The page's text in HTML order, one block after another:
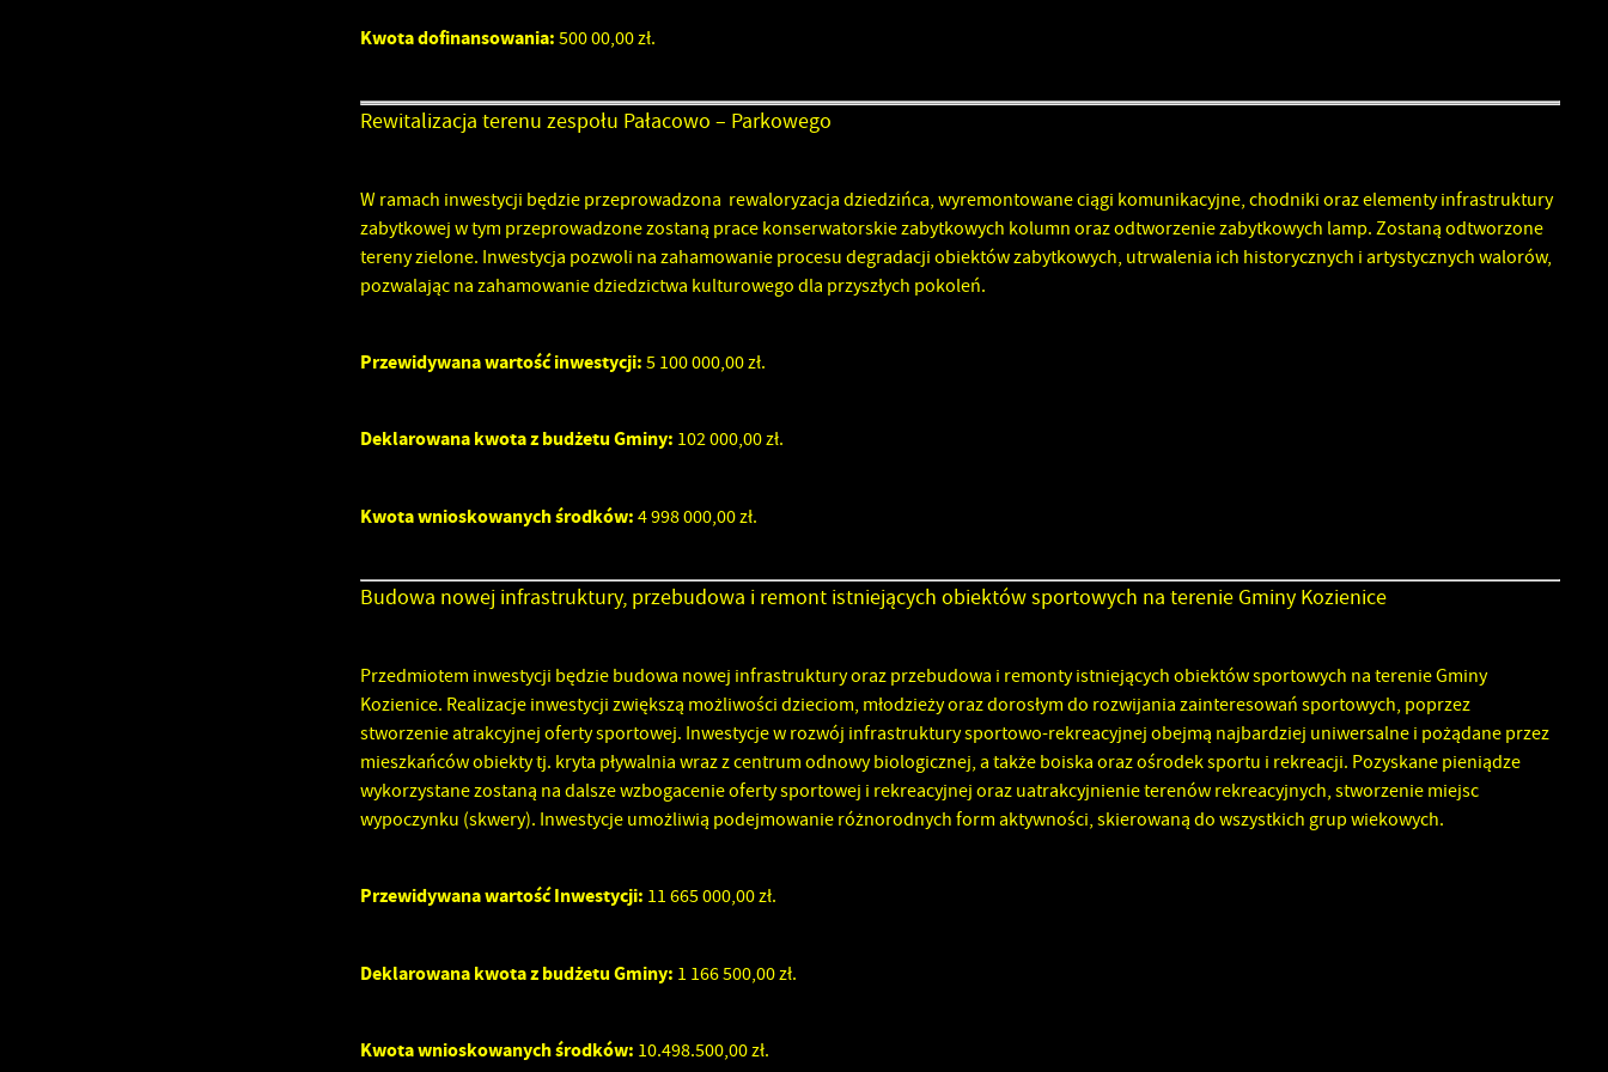
Kwota dofinansowania:500 00,00 zł.
Rewitalizacja terenu zespołu Pałacowo – Parkowego
W ramach inwestycji będzie przeprowadzona rewaloryzacja dziedzińca, wyremontowane ciągi komunikacyjne, chodniki oraz elementy infrastruktury
zabytkowej w tym przeprowadzone zostaną prace konserwatorskie zabytkowych kolumn oraz odtworzenie zabytkowych lamp. Zostaną odtworzone
tereny zielone. Inwestycja pozwoli na zahamowanie procesu degradacji obiektów zabytkowych, utrwalenia ich historycznych i artystycznych walorów,
pozwalając na zahamowanie dziedzictwa kulturowego dla przyszłych pokoleń.
Przewidywana wartość inwestycji: 5 100 000,00 zł.
Deklarowana kwota z budżetu Gminy: 102 000,00 zł.
Kwota wnioskowanych środków: 4 998 000,00 zł.
Budowa nowej infrastruktury, przebudowa i remont istniejących obiektów sportowych na terenie Gminy Kozienice
Przedmiotem inwestycji będzie budowa nowej infrastruktury oraz przebudowa i remonty istniejących obiektów sportowych na terenie Gminy
Kozienice. Realizacje inwestycji zwiększą możliwości dzieciom, młodzieży oraz dorosłym do rozwijania zainteresowań sportowych, poprzez
stworzenie atrakcyjnej oferty sportowej. Inwestycje w rozwój infrastruktury sportowo-rekreacyjnej obejmą najbardziej uniwersalne i pożądane przez
mieszkańców obiekty tj. kryta pływalnia wraz z centrum odnowy biologicznej, a także boiska oraz ośrodek sportu i rekreacji. Pozyskane pieniądze
wykorzystane zostaną na dalsze wzbogacenie oferty sportowej i rekreacyjnej oraz uatrakcyjnienie terenów rekreacyjnych, stworzenie miejsc
wypoczynku (skwery). Inwestycje umożliwią podejmowanie różnorodnych form aktywności, skierowaną do wszystkich grup wiekowych.
Przewidywana wartość Inwestycji: 11 665 000,00 zł.
Deklarowana kwota z budżetu Gminy: 1 166 500,00 zł.
Kwota wnioskowanych środków: 10.498.500,00 zł.
będących naszymi partnerami oraz innych dostawców usług. Firmy te działają w charakterze
pośredników prezentujących nasze treści w postaci wiadomości, ofert, komunikatów mediów